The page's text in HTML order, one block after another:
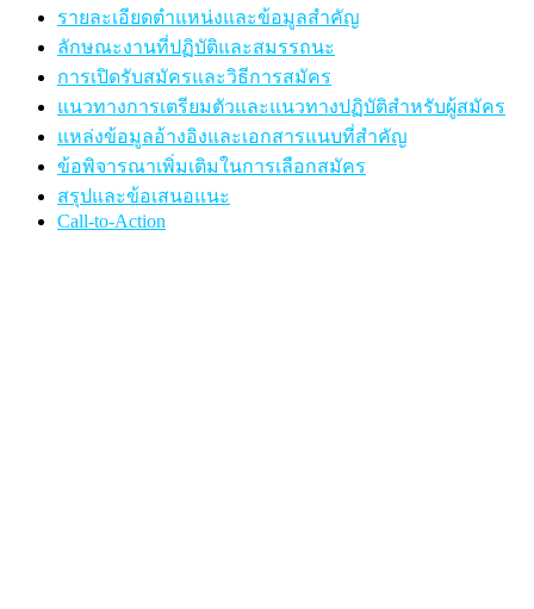
รายละเอียดตำแหน่งและข้อมูลสำคัญ
ลักษณะงานที่ปฏิบัติและสมรรถนะ
การเปิดรับสมัครและวิธีการสมัคร
แนวทางการเตรียมตัวและแนวทางปฏิบัติสำหรับผู้สมัคร
แหล่งข้อมูลอ้างอิงและเอกสารแนบที่สำคัญ
ข้อพิจารณาเพิ่มเติมในการเลือกสมัคร
สรุปและข้อเสนอแนะ
Call-to-Action